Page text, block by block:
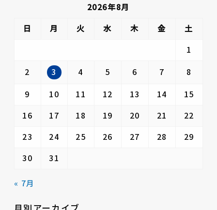
2026年8月
日
月 火 水 木 金
土
1
2
3 4 5 6 7
8
9
10 11 12 13 14
15
16
17 18 19 20 21
22
23
24 25 26 27 28
29
30
31
« 7月